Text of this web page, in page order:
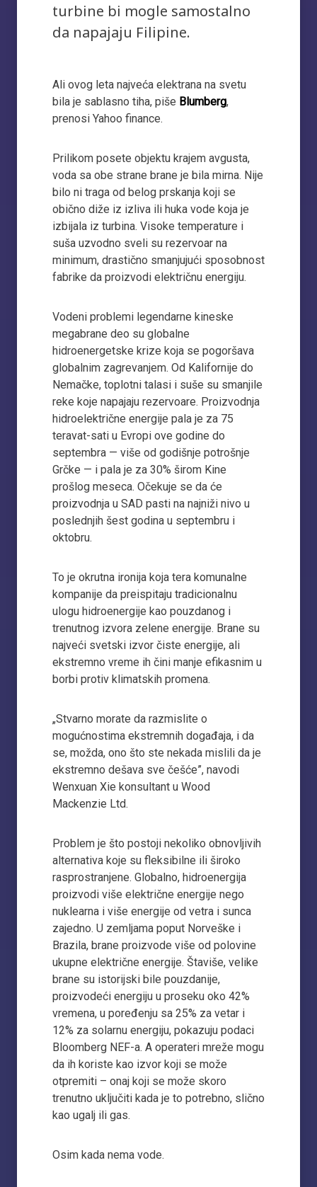
turbine bi mogle samostalno
da napajaju Filipine.
Ali ovog leta najveća elektrana na svetu
bila je sablasno tiha, piše Blumberg,
prenosi Yahoo finance.
Prilikom posete objektu krajem avgusta,
voda sa obe strane brane je bila mirna. Nije
bilo ni traga od belog prskanja koji se
obično diže iz izliva ili huka vode koja je
izbijala iz turbina. Visoke temperature i
suša uzvodno sveli su rezervoar na
minimum, drastično smanjujući sposobnost
fabrike da proizvodi električnu energiju.
Vodeni problemi legendarne kineske
megabrane deo su globalne
hidroenergetske krize koja se pogoršava
globalnim zagrevanjem. Od Kalifornije do
Nemačke, toplotni talasi i suše su smanjile
reke koje napajaju rezervoare. Proizvodnja
hidroelektrične energije pala je za 75
teravat-sati u Evropi ove godine do
septembra — više od godišnje potrošnje
Grčke — i pala je za 30% širom Kine
prošlog meseca. Očekuje se da će
proizvodnja u SAD pasti na najniži nivo u
poslednjih šest godina u septembru i
oktobru.
To je okrutna ironija koja tera komunalne
kompanije da preispitaju tradicionalnu
ulogu hidroenergije kao pouzdanog i
trenutnog izvora zelene energije. Brane su
najveći svetski izvor čiste energije, ali
ekstremno vreme ih čini manje efikasnim u
borbi protiv klimatskih promena.
„Stvarno morate da razmislite o
mogućnostima ekstremnih događaja, i da
se, možda, ono što ste nekada mislili da je
ekstremno dešava sve češće”, navodi
Wenxuan Xie konsultant u Wood
Mackenzie Ltd.
Problem je što postoji nekoliko obnovljivih
alternativa koje su fleksibilne ili široko
rasprostranjene. Globalno, hidroenergija
proizvodi više električne energije nego
nuklearna i više energije od vetra i sunca
zajedno. U zemljama poput Norveške i
Brazila, brane proizvode više od polovine
ukupne električne energije. Štaviše, velike
brane su istorijski bile pouzdanije,
proizvodeći energiju u proseku oko 42%
vremena, u poređenju sa 25% za vetar i
12% za solarnu energiju, pokazuju podaci
Bloomberg NEF-a. A operateri mreže mogu
da ih koriste kao izvor koji se može
otpremiti – onaj koji se može skoro
trenutno uključiti kada je to potrebno, slično
kao ugalj ili gas.
Osim kada nema vode.